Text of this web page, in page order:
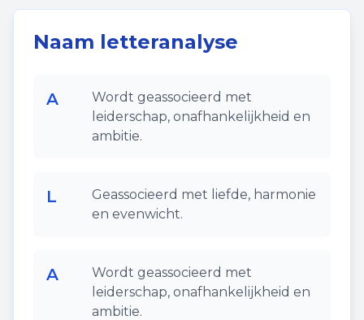
Naam letteranalyse
A
Wordt geassocieerd met
leiderschap, onafhankelijkheid en
ambitie.
L
Geassocieerd met liefde, harmonie
en evenwicht.
A
Wordt geassocieerd met
leiderschap, onafhankelijkheid en
ambitie.